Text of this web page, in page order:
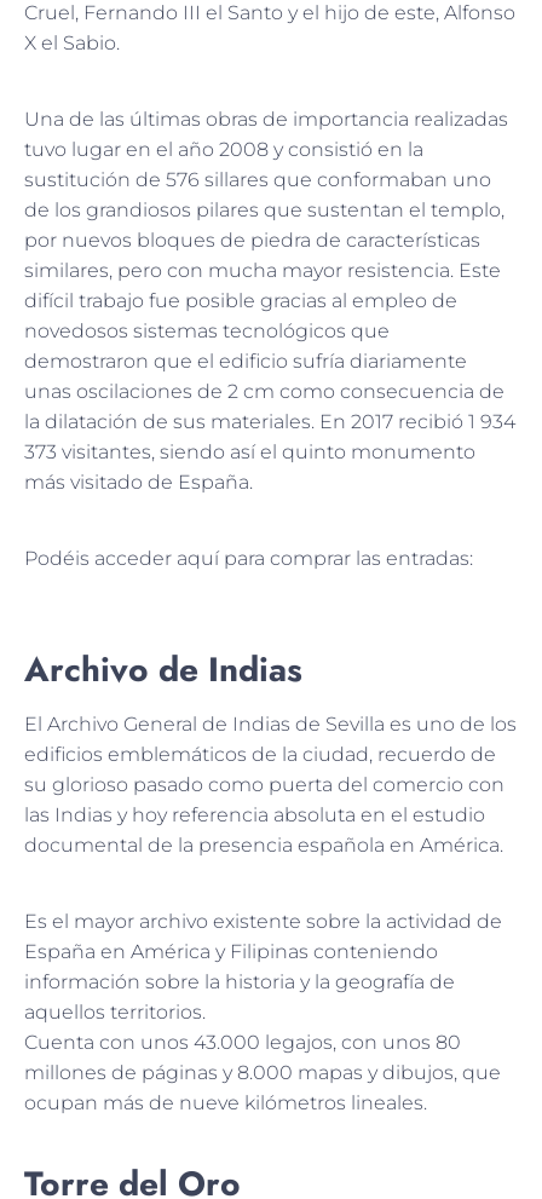
Cruel, Fernando III el Santo y el hijo de este, Alfonso
X el Sabio.
Una de las últimas obras de importancia realizadas
tuvo lugar en el año 2008 y consistió en la
sustitución de 576 sillares que conformaban uno
de los grandiosos pilares que sustentan el templo,
por nuevos bloques de piedra de características
similares, pero con mucha mayor resistencia. Este
difícil trabajo fue posible gracias al empleo de
novedosos sistemas tecnológicos que
demostraron que el edificio sufría diariamente
unas oscilaciones de 2 cm como consecuencia de
la dilatación de sus materiales.​ En 2017 recibió 1 934
373 visitantes, siendo así el quinto monumento
más visitado de España.
Podéis acceder aquí para comprar las entradas:
Archivo de Indias
El Archivo General de Indias de Sevilla es uno de los
edificios emblemáticos de la ciudad, recuerdo de
su glorioso pasado como puerta del comercio con
las Indias y hoy referencia absoluta en el estudio
documental de la presencia española en América.
Es el mayor archivo existente sobre la actividad de
España en América y Filipinas conteniendo
información sobre la historia y la geografía de
aquellos territorios.
Cuenta con unos 43.000 legajos, con unos 80
millones de páginas y 8.000 mapas y dibujos, que
ocupan más de nueve kilómetros lineales.
Torre del Oro